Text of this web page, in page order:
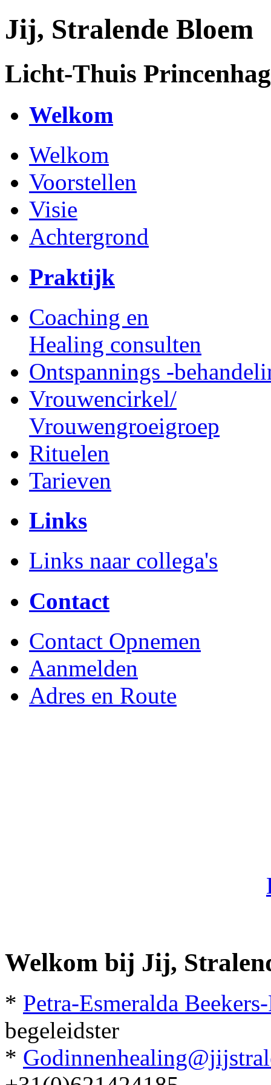
Jij, Stralende Bloem
Licht-Thuis
Welkom
Welkom
Voorstellen
Visie
Achtergrond
Praktijk
Coaching en
Healing consulten
Ontspannings -
Vrouwencirkel/
Vrouwengroeigroep
Rituelen
Tarieven
Links
Links naar collega's
Contact
Contact Opnemen
Aanmelden
Adres en Route
Welkom bij Jij,
* Petra-Esmeralda
begeleidster
*